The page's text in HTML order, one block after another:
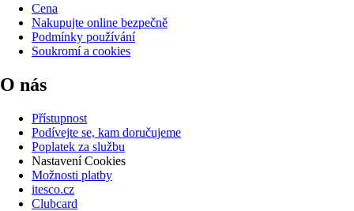
Cena
Nakupujte online bezpečně
Podmínky používání
Soukromí a cookies
O nás
Přístupnost
Podívejte se, kam doručujeme
Poplatek za službu
Nastavení Cookies
Možnosti platby
itesco.cz
Clubcard